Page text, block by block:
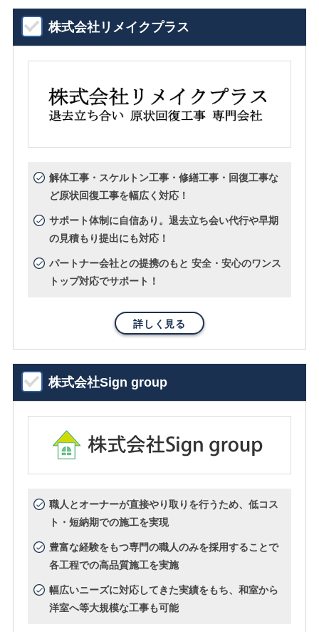
株式会社リメイクプラス
解体工事・スケルトン工事・修繕工事・回復工事な
ど原状回復工事を幅広く対応！
サポート体制に自信あり。退去立ち会い代行や早期
の見積もり提出にも対応！
パートナー会社との提携のもと 安全・安心のワンス
トップ対応でサポート！
詳しく見る
株式会社Sign group
職人とオーナーが直接やり取りを行うため、低コス
ト・短納期での施工を実現
豊富な経験をもつ専門の職人のみを採用することで
各工程での高品質施工を実施
幅広いニーズに対応してきた実績をもち、和室から
洋室へ等大規模な工事も可能